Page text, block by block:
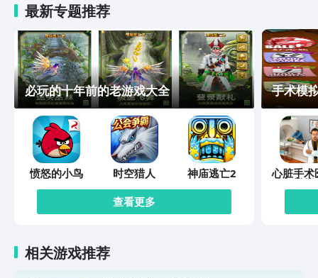
最新专题推荐
必玩的十年前的老游戏大全
愤怒的小鸟 时空猎人
神庙逃亡2
查看更多
手术模
心脏手术
模拟
相关游戏推荐